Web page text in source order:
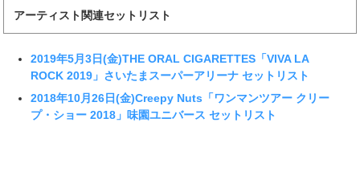
アーティスト関連セットリスト
2019年5月3日(金)THE ORAL CIGARETTES「VIVA LA
ROCK 2019」さいたまスーパーアリーナ セットリスト
2018年10月26日(金)Creepy Nuts「ワンマンツアー クリー
プ・ショー 2018」味園ユニバース セットリスト